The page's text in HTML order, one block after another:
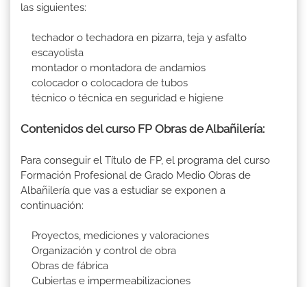
las siguientes:
techador o techadora en pizarra, teja y asfalto
escayolista
montador o montadora de andamios
colocador o colocadora de tubos
técnico o técnica en seguridad e higiene
Contenidos del curso FP Obras de Albañilería:
Para conseguir el Título de FP, el programa del curso
Formación Profesional de Grado Medio Obras de
Albañilería que vas a estudiar se exponen a
continuación:
Proyectos, mediciones y valoraciones
Organización y control de obra
Obras de fábrica
Cubiertas e impermeabilizaciones